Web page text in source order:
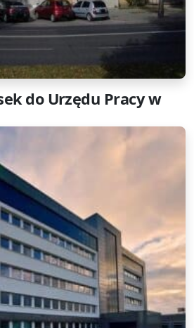
do Urzędu Pracy w